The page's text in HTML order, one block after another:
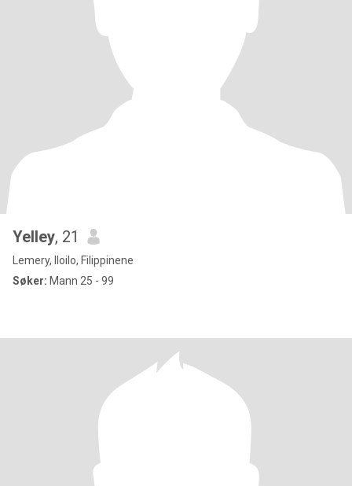
Yelley, 21
Lemery, Iloilo, Filippinene
Søker: Mann 25 - 99